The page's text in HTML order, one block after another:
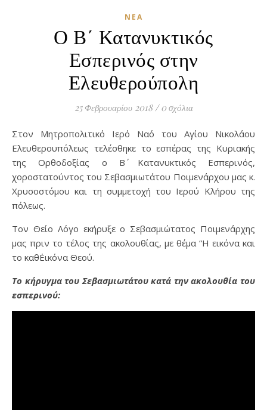
ΝΈΑ
Ο Β΄ Κατανυκτικός
Εσπερινός στην
Ελευθερούπολη
25 Φεβρουαρίου 2018 / 0 σχόλια
Στον Μητροπολιτικό Ιερό Ναό του Αγίου Νικολάου
Ελευθερουπόλεως τελέσθηκε το εσπέρας της Κυριακής
της Ορθοδοξίας ο Β΄ Κατανυκτικός Εσπερινός,
χοροστατούντος του Σεβασμιωτάτου Ποιμενάρχου μας κ.
Χρυσοστόμου και τη συμμετοχή του Ιερού Κλήρου της
πόλεως.
Τον Θείο Λόγο εκήρυξε ο Σεβασμιώτατος Ποιμενάρχης
μας πριν το τέλος της ακολουθίας, με θέμα “Η εικόνα και
το καθ΄Εικόνα Θεού.
Το κήρυγμα του Σεβασμιωτάτου κατά την ακολουθία του
εσπερινού: